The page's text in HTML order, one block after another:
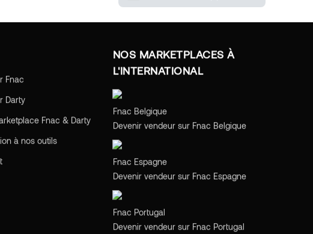
Fnac
Darty
Fnac & Darty
à nos outils
NOS MARKETPLACES À
L'INTERNATIONAL
Fnac Belgique
Devenir vendeur sur Fnac Belgique
Fnac Espagne
Devenir vendeur sur Fnac Espagne
Fnac Portugal
Devenir vendeur sur Fnac Portugal